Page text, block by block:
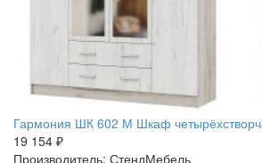
Гармония ШК 602 М Шкаф
19 154 ₽
Производитель: СтендМебель